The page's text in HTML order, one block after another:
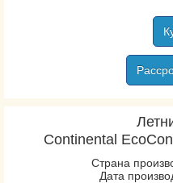
Continental
Страна
Дата